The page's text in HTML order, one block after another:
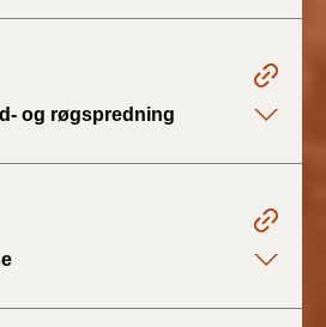
og røgspredning